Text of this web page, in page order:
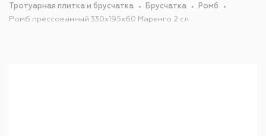
Тротуарная плитка и брусчатка
Брусчатка
Ромб
Ромб прессованный 330х195х60 Маренго 2 сл